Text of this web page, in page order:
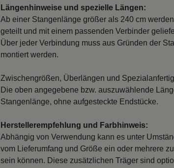
Längenhinweise und spezielle Längen:
Ab einer Stangenlänge größer als 240 cm
geteilt und mit einem passenden Verbinder
Über jeder Verbindung muss aus Gründen der
montiert werden.
Zwischengrößen, Überlängen und
Die oben angegebene bzw. auszuwählende
Stangenlänge, ohne aufgesteckte Endstücke.
Herstellerempfehlung und Farbhinweis:
Abhängig von Verwendung kann es unter
vom Lieferumfang und Größe ein oder mehrere
sein können. Diese zusätzlichen Träger sind